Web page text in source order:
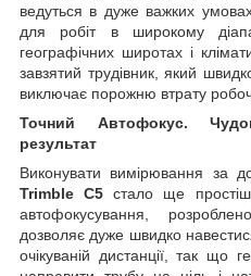
ведуться в дуже важких
для робіт в широкому
географічних широтах і
завзятий трудівник, який
виключає порожню втрату
Точний Автофокус.
результат
Виконувати вимірювання за
Trimble C5 стало ще
автофокусування,
дозволяє дуже швидко
очікуваній дистанції, так що